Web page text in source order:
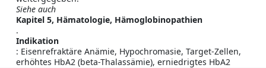
Siehe auch
Kapitel 5, Hämatologie, Hämoglobinopathien
.
Indikation
: Eisenrefraktäre Anämie, Hypochromasie, Target-Zellen,
erhöhtes HbA2 (beta-Thalassämie), erniedrigtes HbA2